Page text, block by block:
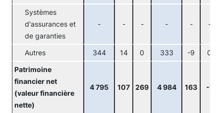
Systèmes
d'assurances et
de garanties
- - - - - -
Autres 344 14 0 333 -9 0
Patrimoine
financier net
(valeur financière
nette)
4 795 107 269 4 984 163 -1